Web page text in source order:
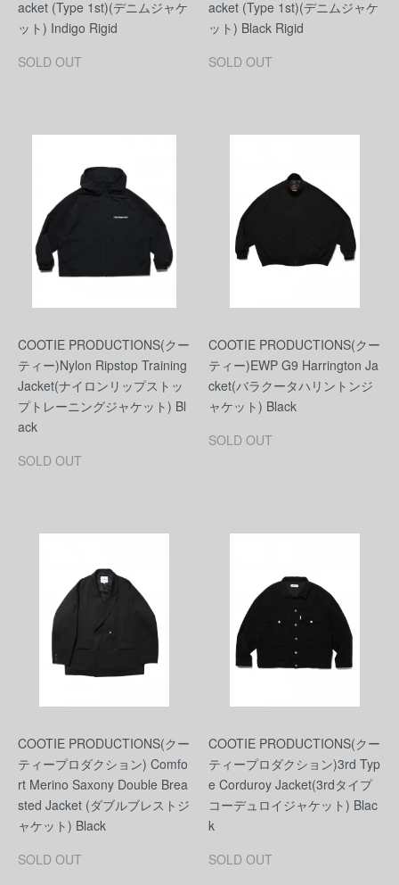
acket (Type 1st)(デニムジャケ
ット) Indigo Rigid
SOLD OUT
acket (Type 1st)(デニムジャケ
ット) Black Rigid
SOLD OUT
COOTIE PRODUCTIONS(クー
ティー)Nylon Ripstop Training
Jacket(ナイロンリップストッ
プトレーニングジャケット) Bl
ack
SOLD OUT
COOTIE PRODUCTIONS(クー
ティー)EWP G9 Harrington Ja
cket(バラクータハリントンジ
ャケット) Black
SOLD OUT
COOTIE PRODUCTIONS(クー
ティープロダクション) Comfo
rt Merino Saxony Double Brea
sted Jacket (ダブルブレストジ
ャケット) Black
SOLD OUT
COOTIE PRODUCTIONS(クー
ティープロダクション)3rd Typ
e Corduroy Jacket(3rdタイプ
コーデュロイジャケット) Blac
k
SOLD OUT